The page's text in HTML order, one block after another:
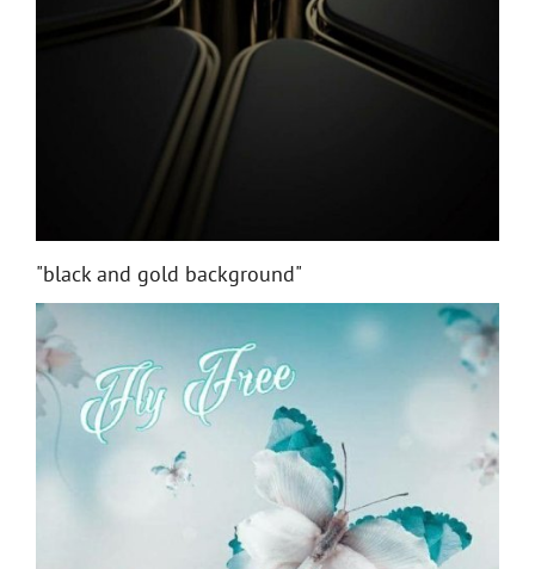
"black and gold background"